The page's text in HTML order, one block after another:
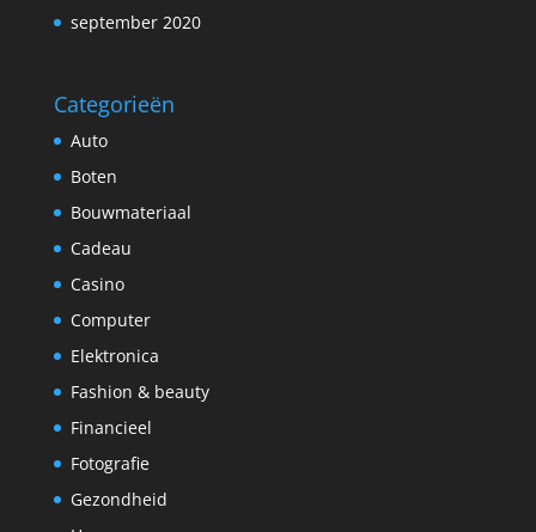
september 2020
Categorieën
Auto
Boten
Bouwmateriaal
Cadeau
Casino
Computer
Elektronica
Fashion & beauty
Financieel
Fotografie
Gezondheid